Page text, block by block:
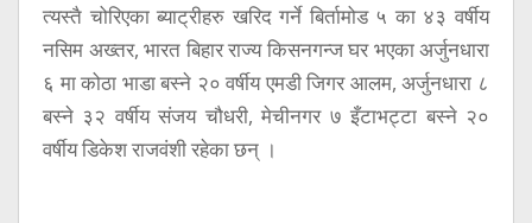
त्यस्तै चोरिएका ब्याट्रीहरु खरिद गर्ने बिर्तामोड ५ का ४३ वर्षीय
नसिम अख्तर, भारत बिहार राज्य किसनगन्ज घर भएका अर्जुनधारा
६ मा कोठा भाडा बस्ने २० वर्षीय एमडी जिगर आलम, अर्जुनधारा ८
बस्ने ३२ वर्षीय संजय चौधरी, मेचीनगर ७ इँटाभट्टा बस्ने २०
वर्षीय डिकेश राजवंशी रहेका छन् ।